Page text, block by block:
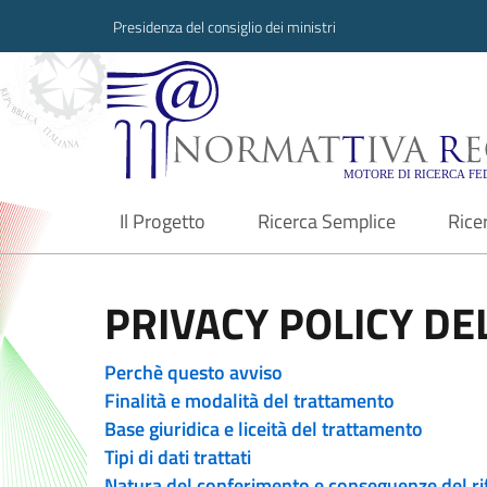
Presidenza del consiglio dei ministri
Normattiva
Il Progetto
current Ricerca Semplice
PRIVACY POLICY
Perchè questo avviso
Finalità e modalità del trattamento
Base giuridica e liceità del trattamento
Tipi di dati trattati